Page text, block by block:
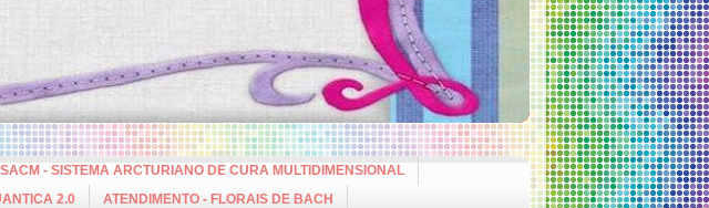
- SISTEMA ARCTURIANO DE CURA MULTIDIMENSIONAL
2.0
ATENDIMENTO - FLORAIS DE BACH